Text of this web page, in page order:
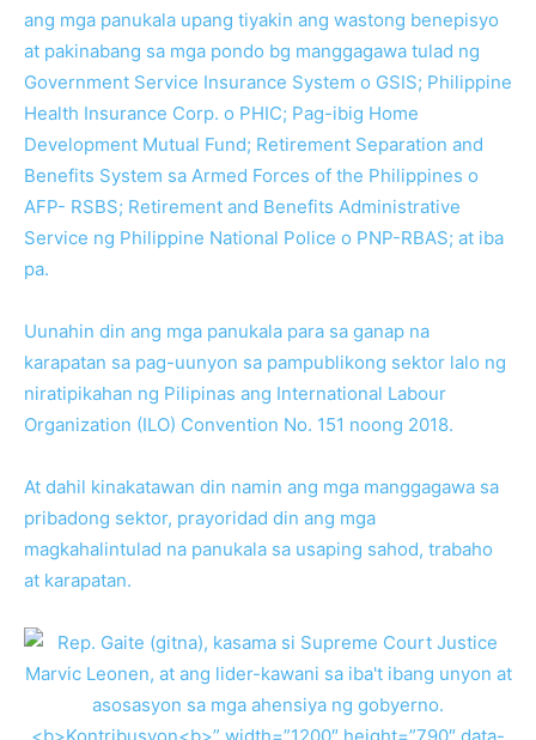
ang mga panukala upang tiyakin ang wastong benepisyo
at pakinabang sa mga pondo bg manggagawa tulad ng
Government Service Insurance System o GSIS; Philippine
Health Insurance Corp. o PHIC; Pag-ibig Home
Development Mutual Fund; Retirement Separation and
Benefits System sa Armed Forces of the Philippines o
AFP- RSBS; Retirement and Benefits Administrative
Service ng Philippine National Police o PNP-RBAS; at iba
pa.
Uunahin din ang mga panukala para sa ganap na
karapatan sa pag-uunyon sa pampublikong sektor lalo ng
niratipikahan ng Pilipinas ang International Labour
Organization (ILO) Convention No. 151 noong 2018.
At dahil kinakatawan din namin ang mga manggagawa sa
pribadong sektor, prayoridad din ang mga
magkahalintulad na panukala sa usaping sahod, trabaho
at karapatan.